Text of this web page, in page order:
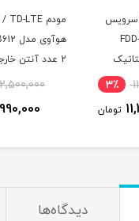
مودم 4G LTE / TD-LTE
هوآوی مدل B612 همراه با
2 عدد آنتن خارجی 19
دسی‌بل22,500,000 12٪
19,990,000 تومان
دیدگاه‌ها